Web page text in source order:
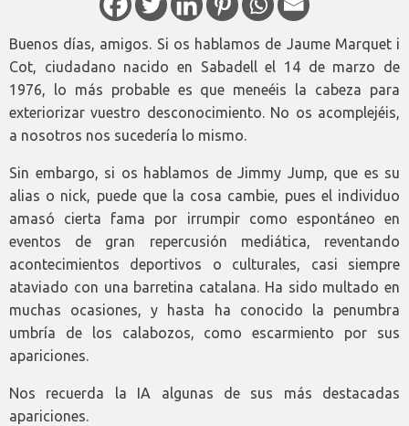
Buenos días, amigos. Si os hablamos de Jaume Marquet i
Cot, ciudadano nacido en Sabadell el 14 de marzo de
1976, lo más probable es que meneéis la cabeza para
exteriorizar vuestro desconocimiento. No os acomplejéis,
a nosotros nos sucedería lo mismo.
Sin embargo, si os hablamos de Jimmy Jump, que es su
alias o nick, puede que la cosa cambie, pues el individuo
amasó cierta fama por irrumpir como espontáneo en
eventos de gran repercusión mediática, reventando
acontecimientos deportivos o culturales, casi siempre
ataviado con una barretina catalana. Ha sido multado en
muchas ocasiones, y hasta ha conocido la penumbra
umbría de los calabozos, como escarmiento por sus
apariciones.
Nos recuerda la IA algunas de sus más destacadas
apariciones.